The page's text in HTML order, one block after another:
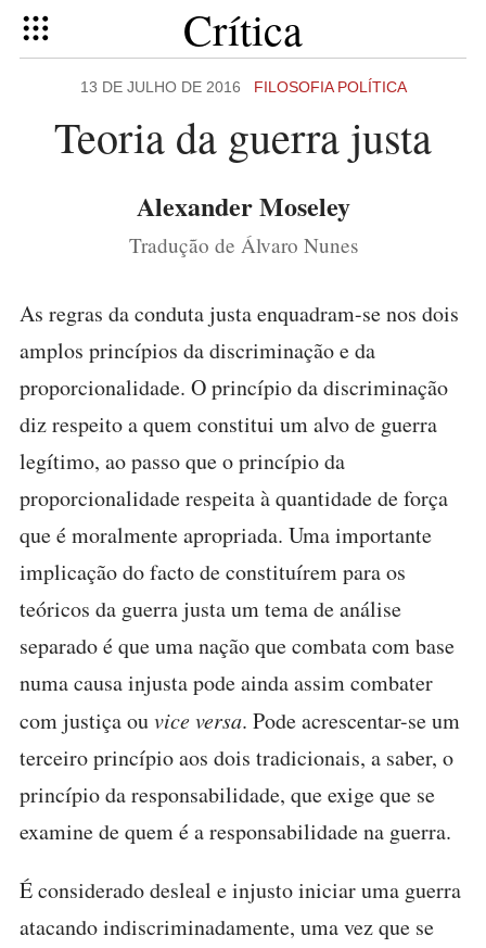
Crítica
13 DE JULHO DE 2016 FILOSOFIA POLÍTICA
Teoria da guerra justa
Alexander Moseley
Tradução de Álvaro Nunes
As regras da conduta justa enquadram-se nos dois
amplos princípios da discriminação e da
proporcionalidade. O princípio da discriminação
diz respeito a quem constitui um alvo de guerra
legítimo, ao passo que o princípio da
proporcionalidade respeita à quantidade de força
que é moralmente apropriada. Uma importante
implicação do facto de constituírem para os
teóricos da guerra justa um tema de análise
separado é que uma nação que combata com base
numa causa injusta pode ainda assim combater
com justiça ouvice versa. Pode acrescentar-se um
terceiro princípio aos dois tradicionais, a saber, o
princípio da responsabilidade, que exige que se
examine de quem é a responsabilidade na guerra.
É considerado desleal e injusto iniciar uma guerra
atacando indiscriminadamente, uma vez que se